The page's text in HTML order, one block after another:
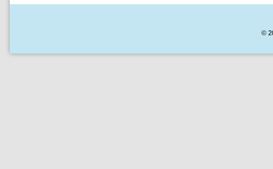
©